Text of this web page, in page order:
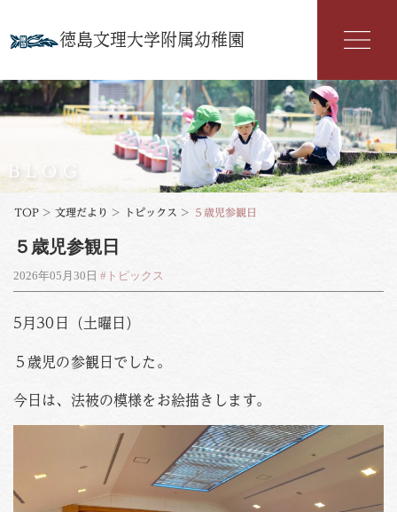
徳島文理大学附属幼稚園
幼稚園紹介
入園案内
年間行事
よくある質問
お知らせ
アクセス
お問い合わせはこちら
Tel.088-653-4941
BLOG
TOP > 文理だより > トピックス > ５歳児参観日
５歳児参観日
2026年05月30日 #トピックス
5月30日（土曜日）
５歳児の参観日でした。
今日は、法被の模様をお絵描きします。